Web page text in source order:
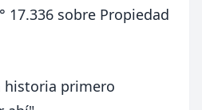
17.336 sobre Propiedad
historia primero